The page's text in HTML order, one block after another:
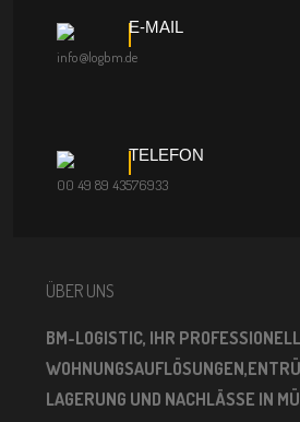
E-MAIL
info@logbm.de
TELEFON
00 49 89 43576933
ÜBER UNS
BM-LOGISTIC, IHR
LAGERUNG UND NACHLÄSSE IN